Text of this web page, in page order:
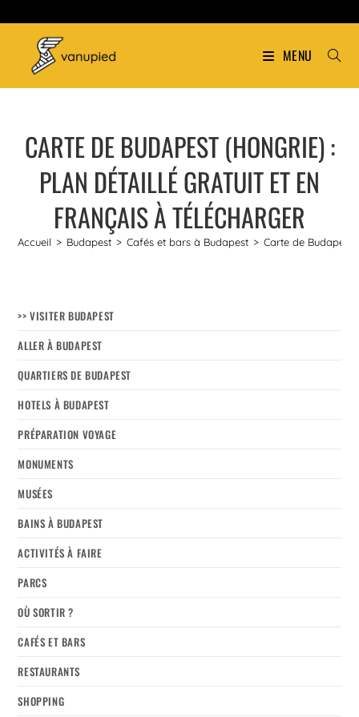
MENU
CARTE DE BUDAPEST (HONGRIE) :
PLAN DÉTAILLÉ GRATUIT ET EN
FRANÇAIS À TÉLÉCHARGER
Accueil > Budapest > Cafés et bars à Budapest > Carte de
>> VISITER BUDAPEST
ALLER À BUDAPEST
QUARTIERS DE BUDAPEST
HOTELS À BUDAPEST
PRÉPARATION VOYAGE
MONUMENTS
MUSÉES
BAINS À BUDAPEST
ACTIVITÉS À FAIRE
PARCS
OÙ SORTIR ?
CAFÉS ET BARS
RESTAURANTS
SHOPPING